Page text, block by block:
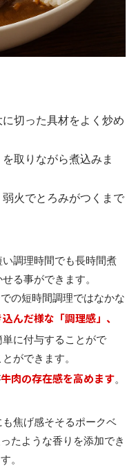
切った具材をよく炒め
取りながら煮込みま
火でとろみがつくまで
調理時間でも長時間煮
る事ができます。
の短時間調理ではなかな
んだ様な「調理感」、
単に付与することがで
ができます。
牛肉の存在感を高めます。
焦げ感そそるポークベ
たような香りを添加でき
。